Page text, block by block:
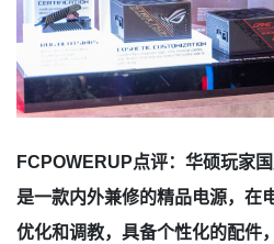
FCPOWERUP点评：华硕玩家
是一款内外兼修的精品电源，在
优化和调教，具备个性化的配件